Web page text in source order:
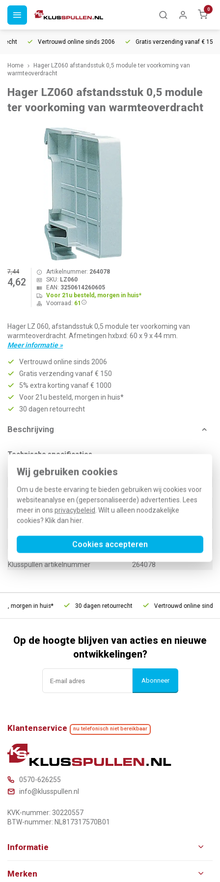
Wij gebruiken cookies
Om u de beste ervaring te bieden gebruiken wij cookies voor
websiteanalyse en (gepersonaliseerde) advertenties. Lees
meer in ons privacybeleid . Wilt u alleen noodzakelijke
cookies? Klik dan hier
Cookies accepteren
0
Vertrouwd online sinds 2006 Gratis verzending vanaf € 150
Home
Hager LZ060 afstandsstuk 0,5 module ter voorkoming van
warmteoverdracht
Hager LZ060 afstandsstuk 0,5 module
ter voorkoming van warmteoverdracht
7,44
4,62
Artikelnummer: 264078
SKU: LZ060
EAN: 3250614260605
Voor 21u besteld, morgen in huis*
Voorraad: 61
Hager LZ 060, afstandsstuk 0,5 module ter voorkoming van
warmteoverdracht. Afmetingen hxbxd: 60 x 9 x 44 mm.
Meer informatie »
Vertrouwd online sinds 2006
Gratis verzending vanaf € 150
5% extra korting vanaf € 1000
Voor 21u besteld, morgen in huis*
30 dagen retourrecht
Beschrijving
Technische specificaties
Specificatie
Hoogte
60 Millimeter (mm)
Diepte
44 Millimeter (mm)
Type toebehoren/onderdelen
Overig
Materiaal
LZ060
EAN (GTIN-13)
3250614260605
Klusspullen artikelnummer
264078
morgen in huis* 30 dagen retourrecht Vertrouwd online sinds
Op de hoogte blijven van acties en nieuwe
ontwikkelingen?
Abonneer
Klantenservice nu telefonisch niet bereikbaar
0570-626255
info@klusspullen.nl
KVK-nummer: 30220557
BTW-nummer: NL817317570B01
Informatie
Merken